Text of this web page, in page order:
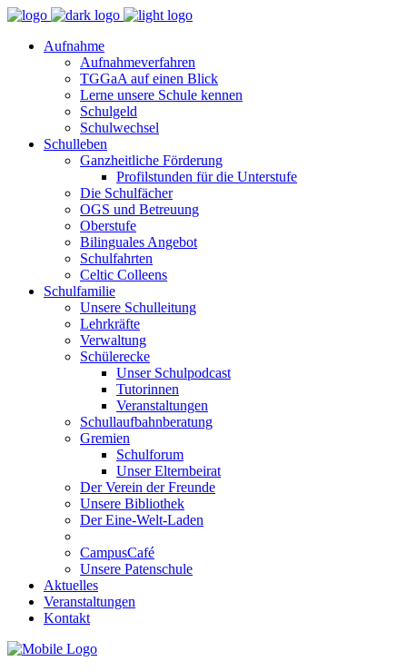
Aufnahme
Aufnahmeverfahren
TGGaA auf einen Blick
Lerne unsere Schule kennen
Schulgeld
Schulwechsel
Schulleben
Ganzheitliche Förderung
Profilstunden für die Unterstufe
Die Schulfächer
OGS und Betreuung
Oberstufe
Bilinguales Angebot
Schulfahrten
Celtic Colleens
Schulfamilie
Unsere Schulleitung
Lehrkräfte
Verwaltung
Schülerecke
Unser Schulpodcast
Tutorinnen
Veranstaltungen
Schullaufbahnberatung
Gremien
Schulforum
Unser Elternbeirat
Der Verein der Freunde
Unsere Bibliothek
Der Eine-Welt-Laden
CampusCafé
Unsere Patenschule
Aktuelles
Veranstaltungen
Kontakt